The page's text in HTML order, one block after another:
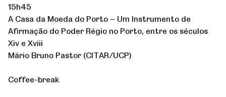
15h45
A Casa da Moeda do Porto – Um Instrumento de
Afirmação do Poder Régio no Porto, entre os séculos
Xiv e Xviii
Mário Bruno Pastor (CITAR/UCP)
Coffee-break